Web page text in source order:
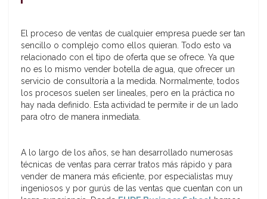
El proceso de ventas de cualquier empresa puede ser tan
sencillo o complejo como ellos quieran. Todo esto va
relacionado con el tipo de oferta que se ofrece. Ya que
no es lo mismo vender botella de agua, que ofrecer un
servicio de consultoría a la medida. Normalmente, todos
los procesos suelen ser lineales, pero en la práctica no
hay nada definido. Esta actividad te permite ir de un lado
para otro de manera inmediata.
A lo largo de los años, se han desarrollado numerosas
técnicas de ventas para cerrar tratos más rápido y para
vender de manera más eficiente, por especialistas muy
ingeniosos y por gurús de las ventas que cuentan con un